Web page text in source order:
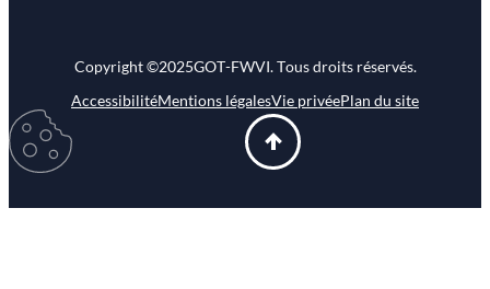
Modifier
mes
préférences
d\’utilisation
Copyright ©2025GOT-FWVI. Tous droits réservés.
AccessibilitéMentions légalesVie privéePlan du site